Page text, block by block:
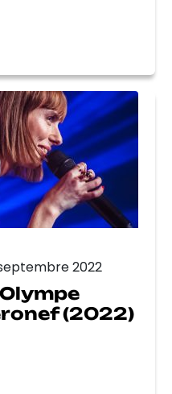
2022
(2022)